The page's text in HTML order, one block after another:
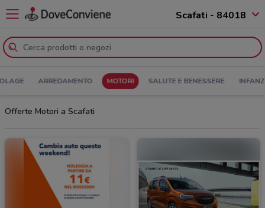
Scafati - 84018
ARREDAMENTO MOTORI SALUTE E BENESSERE
Offerte Motori a Scafati